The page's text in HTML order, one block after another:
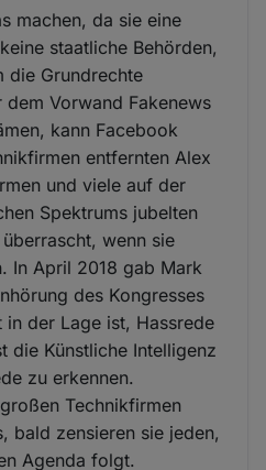
machen, da sie eine
staatliche Behörden,
die Grundrechte
Vorwand Fakenews
kann Facebook
entfernten Alex
und viele auf der
Spektrums jubelten
wenn sie
In April 2018 gab Mark
des Kongresses
der Lage ist, Hassrede
die Künstliche Intelligenz
zu erkennen.
Technikfirmen
bald zensieren sie jeden,
Agenda folgt.